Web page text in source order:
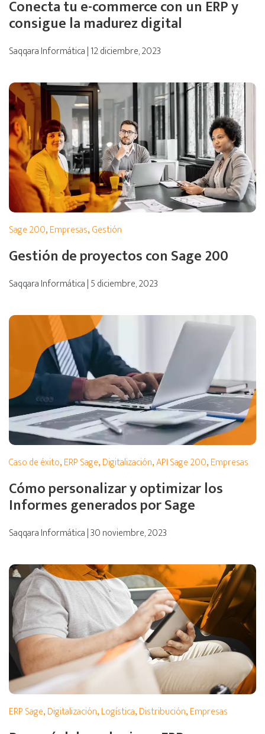
Conecta tu e-commerce con un ERP y
consigue la madurez digital
Saqqara Informática | 12 diciembre, 2023
Sage 200,Empresas,Gestión
Gestión de proyectos con Sage 200
Saqqara Informática | 5 diciembre, 2023
Caso de éxito,ERP Sage,Digitalización,API Sage 200,Empresas
Cómo personalizar y optimizar los
Informes generados por Sage
Saqqara Informática | 30 noviembre, 2023
ERP Sage,Digitalización,Logística,Distribución,Empresas